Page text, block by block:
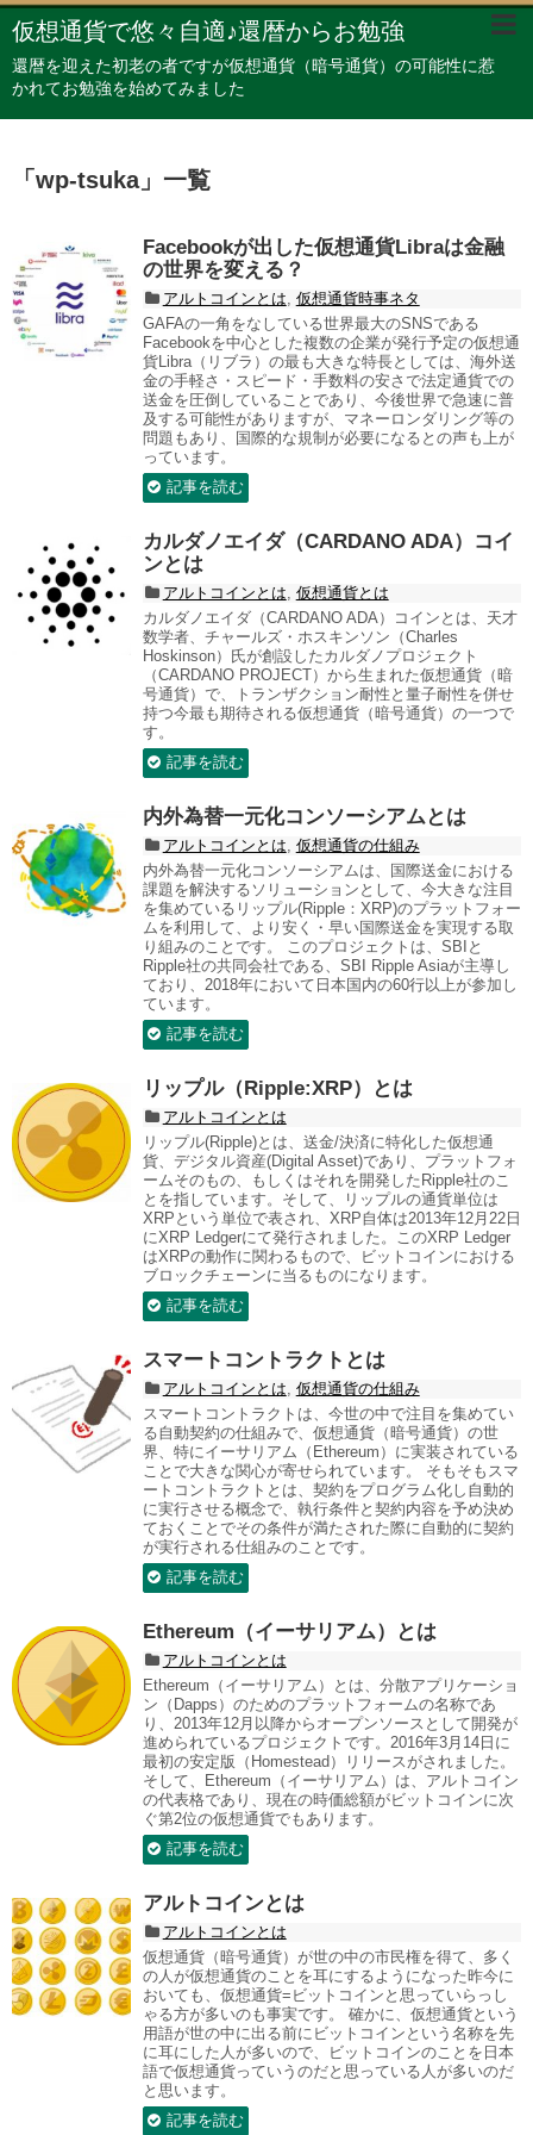
仮想通貨で悠々自適♪還暦からお勉強
還暦を迎えた初老の者ですが仮想通貨（暗号通貨）の可能性に惹
かれてお勉強を始めてみました
「 wp-tsuka」 一覧
Facebookが出した仮想通貨Libraは金融
の世界を変える？
アルトコインとは 仮想通貨時事ネタ
GAFAの一角をなしている世界最大のSNSである
Facebookを中心とした複数の企業が発行予定の仮想通
貨Libra（リブラ）の最も大きな特長としては、海外送
金の手軽さ・スピード・手数料の安さで法定通貨での
送金を圧倒していることであり、今後世界で急速に普
及する可能性がありますが、マネーロンダリング等の
問題もあり、国際的な規制が必要になるとの声も上が
っています。
記事を読む
カルダノエイダ（CARDANO ADA）コイ
ンとは
アルトコインとは 仮想通貨とは
カルダノエイダ（CARDANO ADA）コインとは、天才
数学者、チャールズ・ホスキンソン（Charles
Hoskinson）氏が創設したカルダノプロジェクト
（CARDANO PROJECT）から生まれた仮想通貨（暗
号通貨）で、トランザクション耐性と量子耐性を併せ
持つ今最も期待される仮想通貨（暗号通貨）の一つで
す。
記事を読む
内外為替一元化コンソーシアムとは
アルトコインとは 仮想通貨の仕組み
内外為替一元化コンソーシアムは、国際送金における
課題を解決するソリューションとして、今大きな注目
を集めているリップル(Ripple：XRP)のプラットフォー
ムを利用して、より安く・早い国際送金を実現する取
り組みのことです。 このプロジェクトは、SBIと
Ripple社の共同会社である、SBI Ripple Asiaが主導し
ており、2018年において日本国内の60行以上が参加し
ています。
記事を読む
リップル（Ripple:XRP）とは
アルトコインとは
リップル(Ripple)とは、送金/決済に特化した仮想通
貨、デジタル資産(Digital Asset)であり、プラットフォ
ームそのもの、もしくはそれを開発したRipple社のこ
とを指しています。そして、リップルの通貨単位は
XRPという単位で表され、XRP自体は2013年12月22日
にXRP Ledgerにて発行されました。このXRP Ledger
はXRPの動作に関わるもので、ビットコインにおける
ブロックチェーンに当るものになります。
記事を読む
スマートコントラクトとは
アルトコインとは 仮想通貨の仕組み
スマートコントラクトは、今世の中で注目を集めてい
る自動契約の仕組みで、仮想通貨（暗号通貨）の世
界、特にイーサリアム（Ethereum）に実装されている
ことで大きな関心が寄せられています。 そもそもスマ
ートコントラクトとは、契約をプログラム化し自動的
に実行させる概念で、執行条件と契約内容を予め決め
ておくことでその条件が満たされた際に自動的に契約
が実行される仕組みのことです。
記事を読む
Ethereum（イーサリアム）とは
アルトコインとは
Ethereum（イーサリアム）とは、分散アプリケーショ
ン（Dapps）のためのプラットフォームの名称であ
り、2013年12月以降からオープンソースとして開発が
進められているプロジェクトです。2016年3月14日に
最初の安定版（Homestead）リリースがされました。
そして、Ethereum（イーサリアム）は、アルトコイン
の代表格であり、現在の時価総額がビットコインに次
ぐ第2位の仮想通貨でもあります。
記事を読む
アルトコインとは
アルトコインとは
仮想通貨（暗号通貨）が世の中の市民権を得て、多く
の人が仮想通貨のことを耳にするようになった昨今に
おいても、仮想通貨=ビットコインと思っていらっし
ゃる方が多いのも事実です。 確かに、仮想通貨という
用語が世の中に出る前にビットコインという名称を先
に耳にした人が多いので、ビットコインのことを日本
語で仮想通貨っていうのだと思っている人が多いのだ
と思います。
記事を読む